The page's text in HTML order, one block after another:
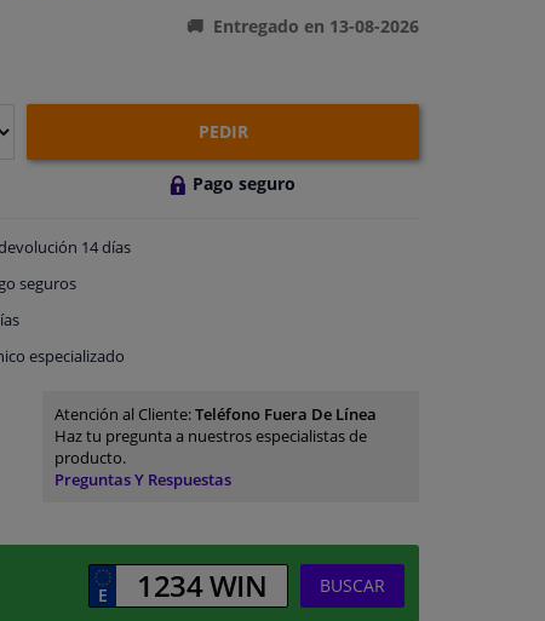
Entregado en 13-08-2026
PEDIR
Pago seguro
14 días
seguros
especializado
Atención al Cliente:Teléfono Fuera De Línea
Haz tu pregunta a nuestros especialistas de
producto.
Preguntas Y Respuestas
BUSCAR